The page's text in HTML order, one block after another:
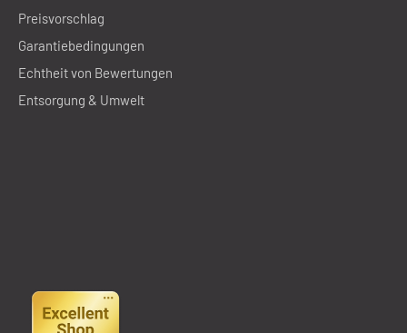
Preisvorschlag
Garantiebedingungen
Echtheit von Bewertungen
Entsorgung & Umwelt